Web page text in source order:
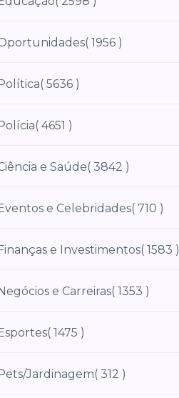
( 1956 )
( 5636 )
( 4651 )
e Saúde( 3842 )
e Celebridades( 710 )
e Investimentos( 1583 )
e Carreiras( 1353 )
( 1475 )
Jardinagem( 312 )